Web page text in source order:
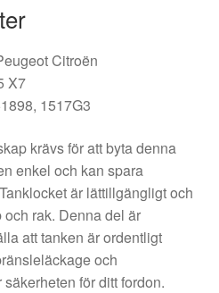
Citroën
X7
1517G3
krävs för att byta denna
enkel och kan spara
är lättillgängligt och
rak. Denna del är
att tanken är ordentligt
och
för ditt fordon.